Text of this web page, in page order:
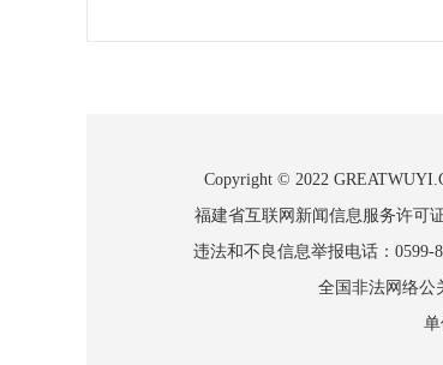
Copyright © 2022
福建省互联网新闻信息服务许可
违法和不良信息举报电话：0599-
全国非法网络公